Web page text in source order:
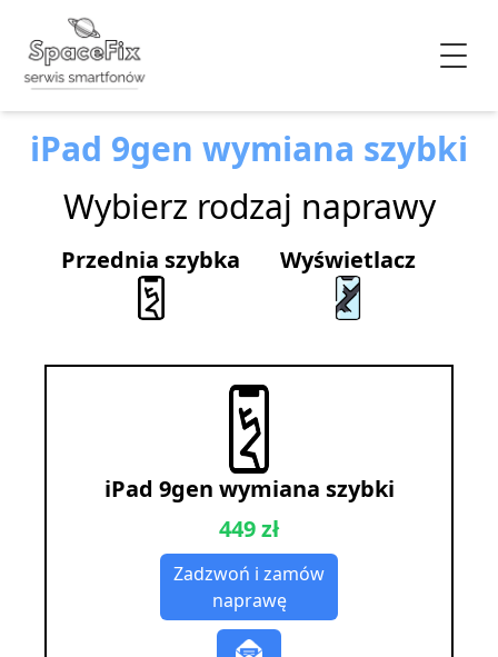
iPad 9gen wymiana szybki
Wybierz rodzaj naprawy
Przednia szybka Wyświetlacz
iPad 9gen wymiana szybki
449 zł
Zadzwoń i zamów
naprawę